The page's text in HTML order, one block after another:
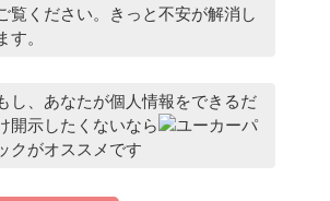
覧ください。きっと不安が解消し
す。
し、あなたが個人情報をできるだ
開示したくないなら
ユーカーパ
クがオススメです